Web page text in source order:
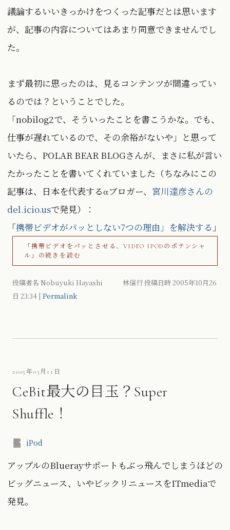
議論するいいきっかけをつくった記事だとは思います
が、記事の内容についてはあまり同意できませんでし
た。
まず最初に思ったのは、見るコンテンツが間違ってい
るのでは？ということでした。
「nobilog2で、そういったことを書こうかな。でも、
仕事が遅れているので、その余裕がないや」と思って
いたら、POLAR BEAR BLOGさんが、まさに私が言い
たかったことを書いてくれていました（ちなみにこの
記事は、日本を代表するαブロガー、 宮川達彦さんの
del.icio.usで発見）：
「携帯ビデオがパッとしない7つの理由」を解決する 」
「携帯ビデオをパッとさせる、VIDEO IPODのポテンシャ
ル」の続きを読む
投稿者名 Nobuyuki Hayashi 林信行 投稿日時 2005年10月26
日 23:34 | Permalink
2005年03月11日
CeBit最大の目玉？Super
Shuffle！
iPod
アップルのBluerayサポートもぶっ飛んでしまうほどの
ビッグニュース、いやビックリニュースをITmediaで
発見。